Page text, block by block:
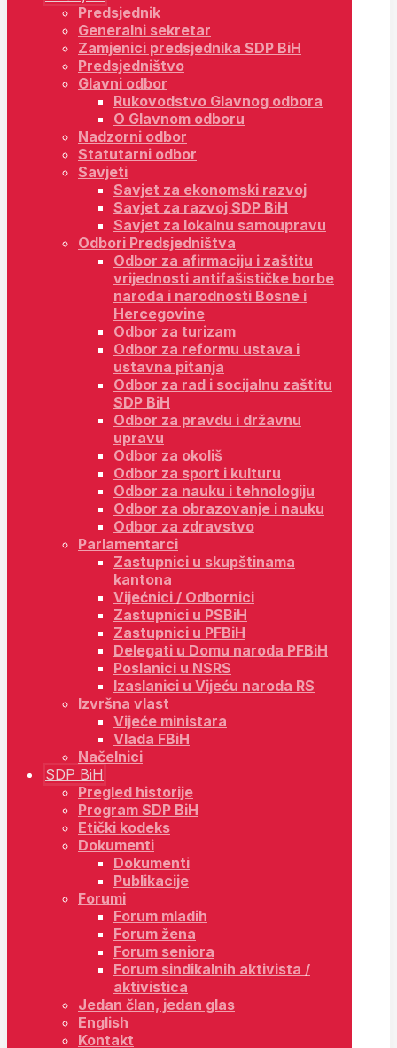
Predsjednik
Generalni sekretar
Zamjenici predsjednika SDP BiH
Predsjedništvo
Glavni odbor
Rukovodstvo Glavnog odbora
O Glavnom odboru
Nadzorni odbor
Statutarni odbor
Savjeti
Savjet za ekonomski razvoj
Savjet za razvoj SDP BiH
Savjet za lokalnu samoupravu
Odbori Predsjedništva
Odbor za afirmaciju i zaštitu
vrijednosti antifašističke borbe
naroda i narodnosti Bosne i
Hercegovine
Odbor za turizam
Odbor za reformu ustava i
ustavna pitanja
Odbor za rad i socijalnu zaštitu
SDP BiH
Odbor za pravdu i državnu
upravu
Odbor za okoliš
Odbor za sport i kulturu
Odbor za nauku i tehnologiju
Odbor za obrazovanje i nauku
Odbor za zdravstvo
Parlamentarci
Zastupnici u skupštinama
kantona
Vijećnici / Odbornici
Zastupnici u PSBiH
Zastupnici u PFBiH
Delegati u Domu naroda PFBiH
Poslanici u NSRS
Izaslanici u Vijeću naroda RS
Izvršna vlast
Vijeće ministara
Vlada FBiH
Načelnici
SDP BiH
Pregled historije
Program SDP BiH
Etički kodeks
Dokumenti
Dokumenti
Publikacije
Forumi
Forum mladih
Forum žena
Forum seniora
Forum sindikalnih aktivista /
aktivistica
Jedan član, jedan glas
English
Kontakt